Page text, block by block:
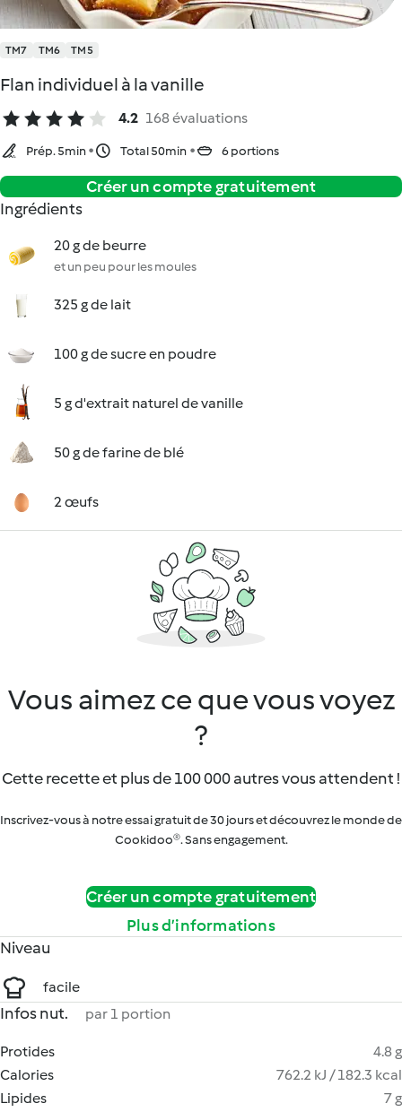
TM7 TM6 TM5
Flan individuel à la vanille
4.2 168 évaluations
Prép. 5min Total 50min 6 portions
Créer un compte gratuitement
Ingrédients
20 g de beurre
et un peu pour les moules
325 g de lait
100 g de sucre en poudre
5 g d'extrait naturel de vanille
50 g de farine de blé
2 œufs
Vous aimez ce que vous voyez
?
Cette recette et plus de 100 000 autres vous attendent !
Inscrivez-vous à notre essai gratuit de 30 jours et découvrez le monde de
Cookidoo®. Sans engagement.
Créer un compte gratuitement
Plus d’informations
Niveau
facile
Infos nut. par 1 portion
Protides
4.8 g
Calories
762.2 kJ / 182.3 kcal
Lipides
7 g